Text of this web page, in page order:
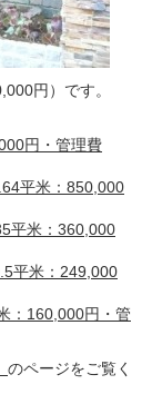
円）です。
円・管理費
平米：850,000
平米：360,000
平米：249,000
：160,000円・管
のページをご覧く